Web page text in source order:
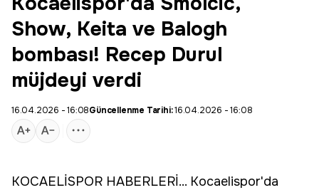
Show, Keita ve Balogh
bombası! Recep Durul
müjdeyi verdi
16.04.2026 - 16:08Güncellenme Tarihi:16.04.2026 - 16:08
KOCAELİSPOR HABERLERİ... Kocaelispor'da